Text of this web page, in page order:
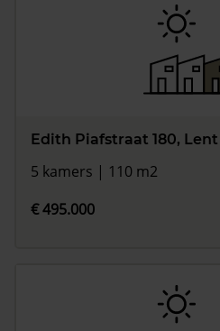
Edith Piafstraat 180, Lent
5 kamers | 110 m2
€ 495.000